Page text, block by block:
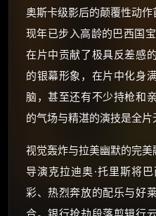
奥斯卡级影后的颠覆性动作
现年已步入高龄的巴西国
在片中贡献了极具反差感
的银幕形象，在片中化身
脑，甚至还有不少持枪和
的气场与精湛的演技是全片
视觉轰炸与拉美幽默的完美
导演克拉迪奥·托里斯将
彩、热烈奔放的配乐与好
合。银行抢劫段落剪辑行